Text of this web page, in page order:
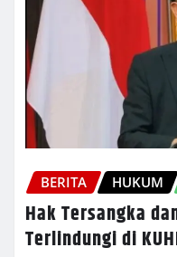
BERITA HUKUM
Hak Tersangka
Terlindungi di